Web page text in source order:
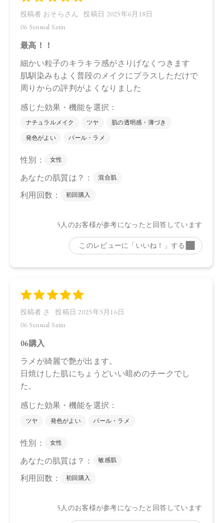
●予告なくパッケージ仕様が変更になる場合がございます。